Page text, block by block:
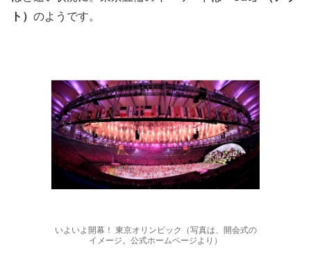
ト） のようです。
いよいよ開幕！ 東京オリンピック（写真は、開会式の
イメージ。公式ホームページより）